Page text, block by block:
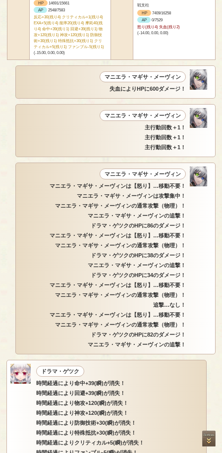
HP
14691/15661
AP
2548/7583
反応+30(残り4) クリティカル+1(残り4)
EXA+5(残り4) 能率20(残り4) 摩耗40(残
り4) 命中+39(残り1) 回避+39(残り1) 物
攻+120(残り1) 神攻+120(残り1) 防御技
術+30(残り1) 特殊抵抗+30(残り1) クリ
ティカル+5(残り1) ファンブル-5(残り1)
(-15.00, 0.00, 0.00)
戦支柱
HP
7409/16258
AP
0/7529
怒り(残り4) 失血(残り2)
(-14.00, 0.00, 0.00)
マニエラ・マギサ・メーヴィン
失血によりHPに600ダメージ！
マニエラ・マギサ・メーヴィン
主行動回数＋1！
主行動回数＋1！
主行動回数＋1！
マニエラ・マギサ・メーヴィン
マニエラ・マギサ・メーヴィンは【怒り】…移動不要！
マニエラ・マギサ・メーヴィンは攻撃集中！
マニエラ・マギサ・メーヴィンの通常攻撃（物理）！
マニエラ・マギサ・メーヴィンの追撃！
ドラマ・ゲツクのHPに86のダメージ！
マニエラ・マギサ・メーヴィンは【怒り】…移動不要！
マニエラ・マギサ・メーヴィンの通常攻撃（物理）！
ドラマ・ゲツクのHPに38のダメージ！
マニエラ・マギサ・メーヴィンの追撃！
ドラマ・ゲツクのHPに34のダメージ！
マニエラ・マギサ・メーヴィンは【怒り】…移動不要！
マニエラ・マギサ・メーヴィンの通常攻撃（物理）！
追撃…なし！
マニエラ・マギサ・メーヴィンは【怒り】…移動不要！
マニエラ・マギサ・メーヴィンの通常攻撃（物理）！
ドラマ・ゲツクのHPに82のダメージ！
マニエラ・マギサ・メーヴィンの追撃！
ドラマ・ゲツク
時間経過により命中+39(瞬)が消失！
時間経過により回避+39(瞬)が消失！
時間経過により物攻+120(瞬)が消失！
時間経過により神攻+120(瞬)が消失！
時間経過により防御技術+30(瞬)が消失！
時間経過により特殊抵抗+30(瞬)が消失！
時間経過によりクリティカル+5(瞬)が消失！